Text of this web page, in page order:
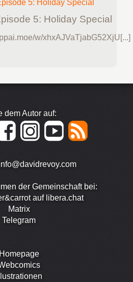
5: Holiday Special
w/xhxAJVaTjabG52XjU[...]
dem Autor auf:
der Gemeinschaft bei:
auf libera.chat
Matrix
Telegram
Homepage
Illustrationen